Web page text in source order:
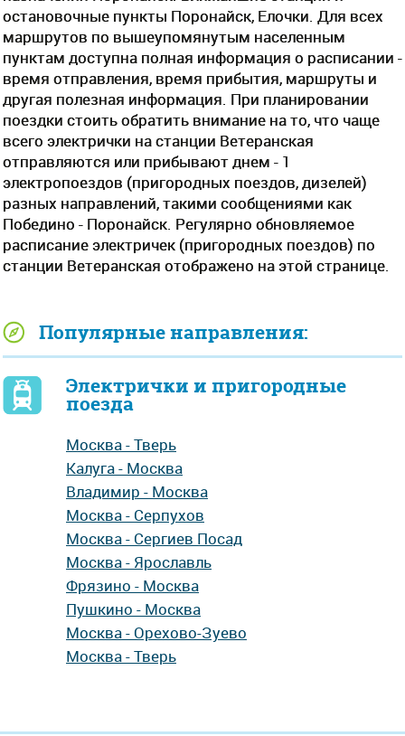
остановочные пункты Поронайск, Елочки. Для всех
маршрутов по вышеупомянутым населенным
пунктам доступна полная информация о расписании -
время отправления, время прибытия, маршруты и
другая полезная информация. При планировании
поездки стоить обратить внимание на то, что чаще
всего электрички на станции Ветеранская
отправляются или прибывают днем - 1
электропоездов (пригородных поездов, дизелей)
разных направлений, такими сообщениями как
Победино - Поронайск. Регулярно обновляемое
расписание электричек (пригородных поездов) по
станции Ветеранская отображено на этой странице.
Популярные направления:
Электрички и пригородные
поезда
Москва - Тверь
Калуга - Москва
Владимир - Москва
Москва - Серпухов
Москва - Сергиев Посад
Москва - Ярославль
Фрязино - Москва
Пушкино - Москва
Москва - Орехово-Зуево
Москва - Тверь